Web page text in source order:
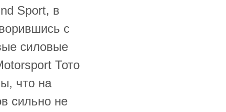
Sport, в
с
силовые
Тото
что на
сильно не